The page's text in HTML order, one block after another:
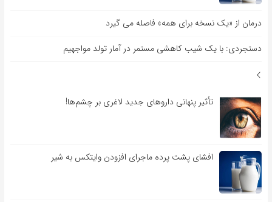
درمان از «یک نسخه برای همه» فاصله می گیرد
دستجردی: با یک شیب کاهشی مستمر در آمار تولد مواجهیم
تأثیر پنهانی داروهای جدید لاغری بر چشم‌ها!
افشای پشت پرده ماجرای افزودن وایتکس به شیر